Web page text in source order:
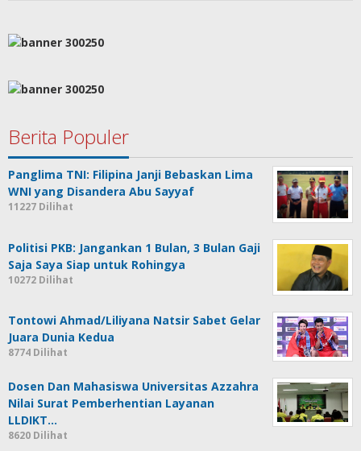
Berita Populer
Panglima TNI: Filipina Janji Bebaskan Lima
WNI yang Disandera Abu Sayyaf
11227 Dilihat
Politisi PKB: Jangankan 1 Bulan, 3 Bulan Gaji
Saja Saya Siap untuk Rohingya
10272 Dilihat
Tontowi Ahmad/Liliyana Natsir Sabet Gelar
Juara Dunia Kedua
8774 Dilihat
Dosen Dan Mahasiswa Universitas Azzahra
Nilai Surat Pemberhentian Layanan
LLDIKT…
8620 Dilihat